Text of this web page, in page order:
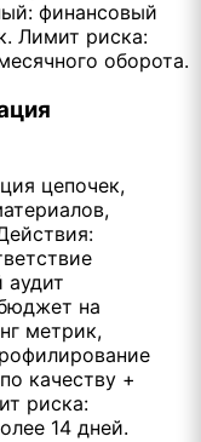
финансовый
Лимит риска:
оборота.
цепочек,
аудит
на
метрик,
качеству +
риска:
14 дней.